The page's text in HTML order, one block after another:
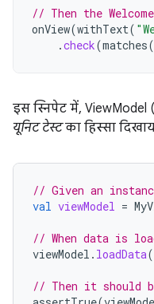
// Then the
onView(withText(
.check(matches(
इस स्निपेट में,
यूनिट टेस्टका हिस्सा
// Given an
val viewModel =
// When data is
viewModel . loadData
// Then it should